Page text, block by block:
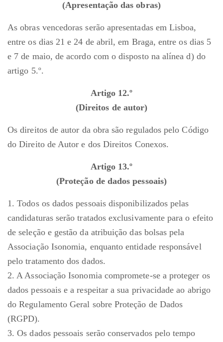
(Apresentação das obras)
As obras vencedoras serão apresentadas em Lisboa,
entre os dias 21 e 24 de abril, em Braga, entre os dias 5
e 7 de maio, de acordo com o disposto na alínea d) do
artigo 5.º.
Artigo 12.º
(Direitos de autor)
Os direitos de autor da obra são regulados pelo Código
do Direito de Autor e dos Direitos Conexos.
Artigo 13.º
(Proteção de dados pessoais)
1. Todos os dados pessoais disponibilizados pelas
candidaturas serão tratados exclusivamente para o efeito
de seleção e gestão da atribuição das bolsas pela
Associação Isonomia, enquanto entidade responsável
pelo tratamento dos dados.
2. A Associação Isonomia compromete-se a proteger os
dados pessoais e a respeitar a sua privacidade ao abrigo
do Regulamento Geral sobre Proteção de Dados
(RGPD).
3. Os dados pessoais serão conservados pelo tempo